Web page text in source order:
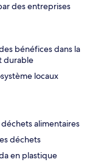
des entreprises
bénéfices dans la
durable
locaux
alimentaires
déchets
en plastique